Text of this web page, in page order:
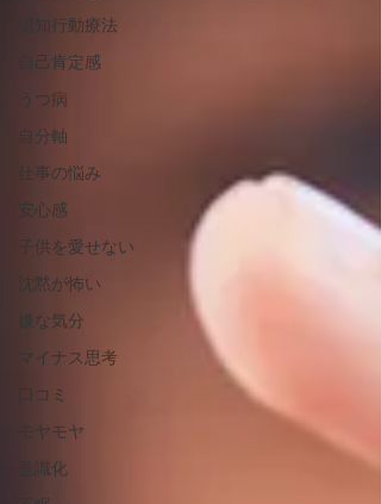
認知行動療法
自己肯定感
うつ病
自分軸
仕事の悩み
安心感
子供を愛せない
沈黙が怖い
嫌な気分
マイナス思考
口コミ
モヤモヤ
意識化